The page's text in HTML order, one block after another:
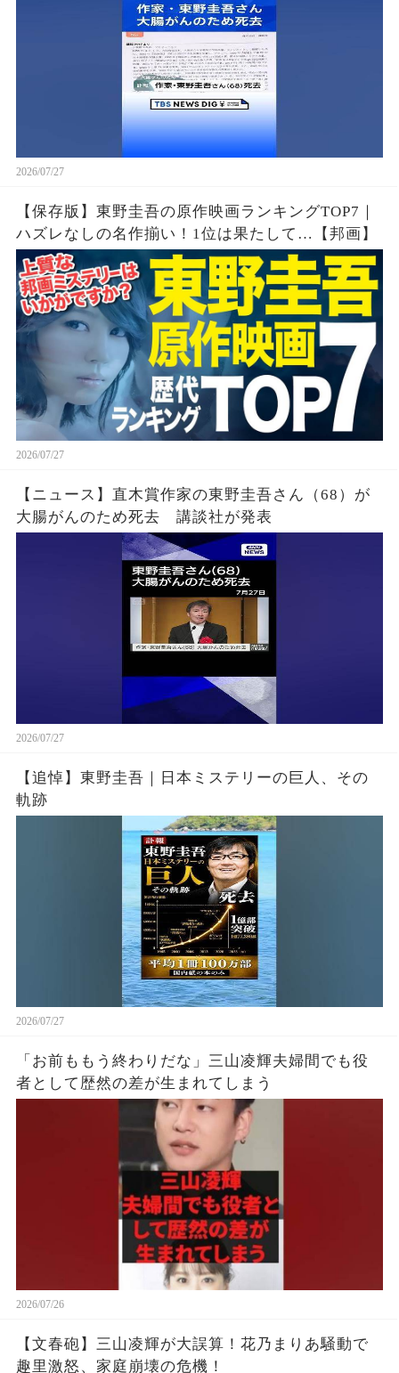
2026/07/27
【保存版】東野圭吾の原作映画ランキングTOP7｜
ハズレなしの名作揃い！1位は果たして…【邦画】
2026/07/27
【ニュース】直木賞作家の東野圭吾さん（68）が
大腸がんのため死去 講談社が発表
2026/07/27
【追悼】東野圭吾｜日本ミステリーの巨人、その
軌跡
2026/07/27
「お前ももう終わりだな」三山凌輝夫婦間でも役
者として歴然の差が生まれてしまう
2026/07/26
【文春砲】三山凌輝が大誤算！花乃まりあ騒動で
趣里激怒、家庭崩壊の危機！